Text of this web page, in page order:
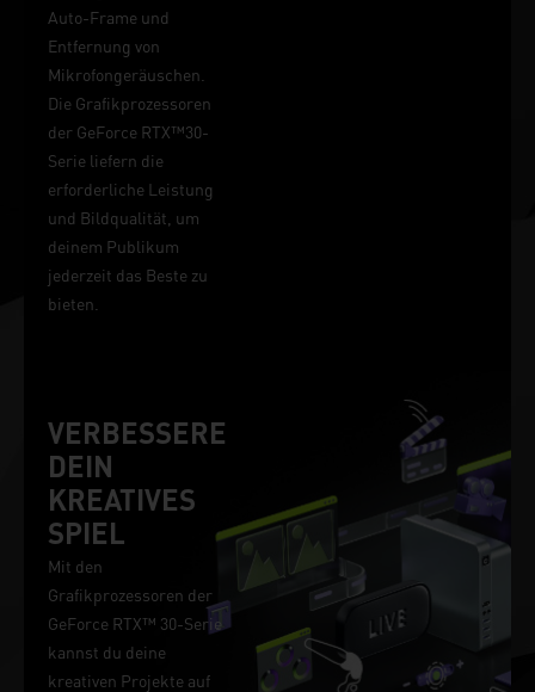
Auto-Frame und
Entfernung von
Mikrofongeräuschen.
Die Grafikprozessoren
der GeForce RTX™30-
Serie liefern die
erforderliche Leistung
und Bildqualität, um
deinem Publikum
jederzeit das Beste zu
bieten.
VERBESSERE
DEIN
KREATIVES
SPIEL
Mit den
Grafikprozessoren der
GeForce RTX™ 30-Serie
kannst du deine
kreativen Projekte auf